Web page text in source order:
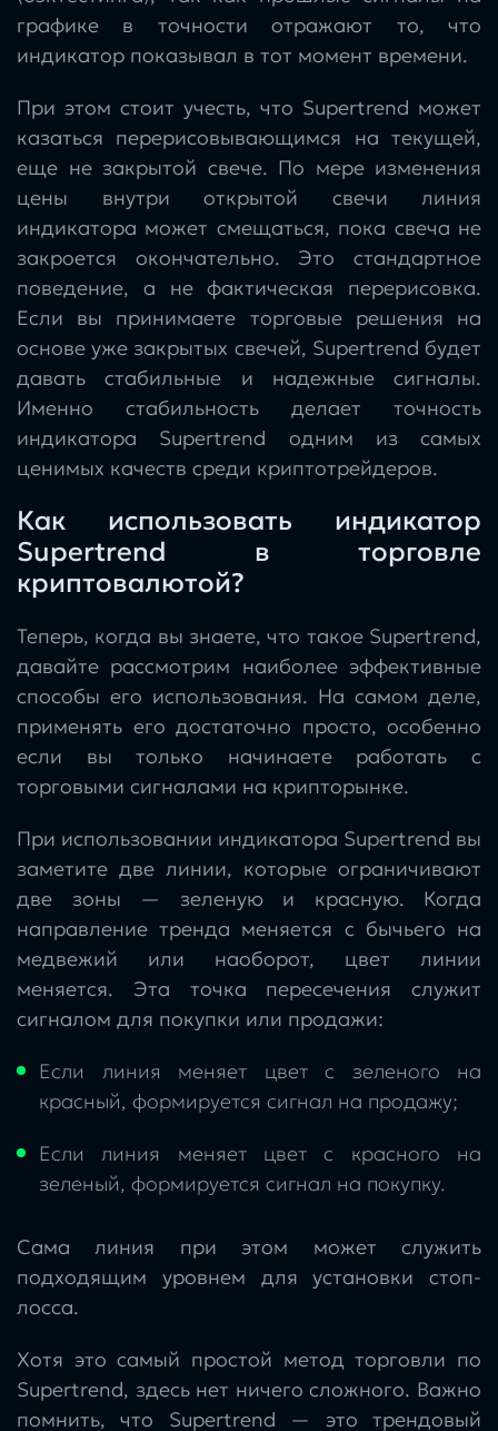
графике в точности отражают то, что
индикатор показывал в тот момент времени.
При этом стоит учесть, что Supertrend может
казаться перерисовывающимся на текущей,
еще не закрытой свече. По мере изменения
цены внутри открытой свечи линия
индикатора может смещаться, пока свеча не
закроется окончательно. Это стандартное
поведение, а не фактическая перерисовка.
Если вы принимаете торговые решения на
основе уже закрытых свечей, Supertrend будет
давать стабильные и надежные сигналы.
Именно стабильность делает точность
индикатора Supertrend одним из самых
ценимых качеств среди криптотрейдеров.
Как использовать индикатор
Supertrend в торговле
криптовалютой?
Теперь, когда вы знаете, что такое Supertrend,
давайте рассмотрим наиболее эффективные
способы его использования. На самом деле,
применять его достаточно просто, особенно
если вы только начинаете работать с
торговыми сигналами на крипторынке.
При использовании индикатора Supertrend вы
заметите две линии, которые ограничивают
две зоны — зеленую и красную. Когда
направление тренда меняется с бычьего на
медвежий или наоборот, цвет линии
меняется. Эта точка пересечения служит
сигналом для покупки или продажи:
Если линия меняет цвет с зеленого на
красный, формируется сигнал на продажу;
Если линия меняет цвет с красного на
зеленый, формируется сигнал на покупку.
Сама линия при этом может служить
подходящим уровнем для установки стоп-
лосса.
Хотя это самый простой метод торговли по
Supertrend, здесь нет ничего сложного. Важно
помнить, что Supertrend — это трендовый